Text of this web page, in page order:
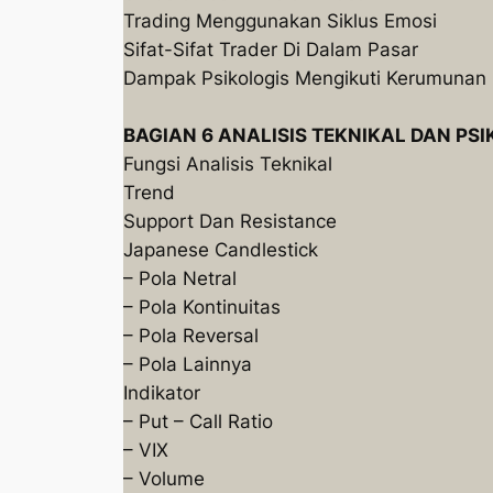
Trading Menggunakan Siklus Emosi
Sifat-Sifat Trader Di Dalam Pasar
Dampak Psikologis Mengikuti Kerumunan
BAGIAN 6 ANALISIS TEKNIKAL DAN
Fungsi Analisis Teknikal
Trend
Support Dan Resistance
Japanese Candlestick
– Pola Netral
– Pola Kontinuitas
– Pola Reversal
– Pola Lainnya
Indikator
– Put – Call Ratio
– VIX
– Volume